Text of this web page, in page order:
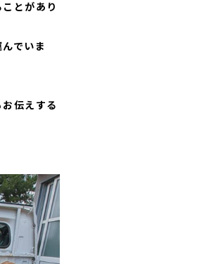
とがあり
でいま
伝えする